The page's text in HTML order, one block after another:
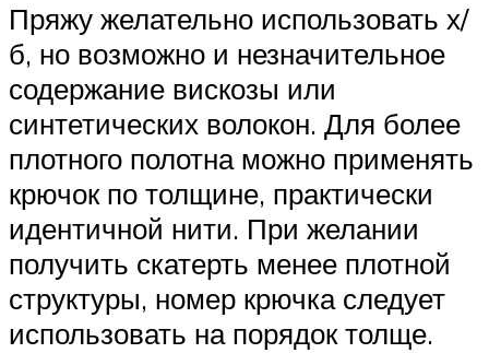
Пряжу желательно использовать х/
б, но возможно и незначительное
содержание вискозы или
синтетических волокон. Для более
плотного полотна можно применять
крючок по толщине, практически
идентичной нити. При желании
получить скатерть менее плотной
структуры, номер крючка следует
использовать на порядок толще.